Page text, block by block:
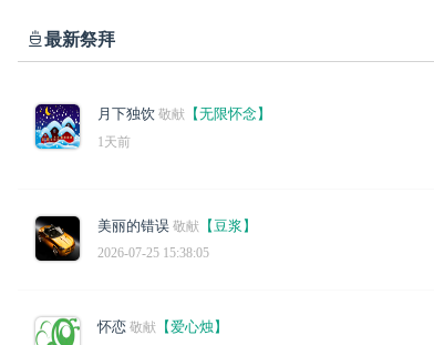
最新祭拜
月下独饮 敬献 【无限怀念】
1天前
美丽的错误 敬献 【豆浆】
2026-07-25 15:38:05
怀恋 敬献 【爱心烛】